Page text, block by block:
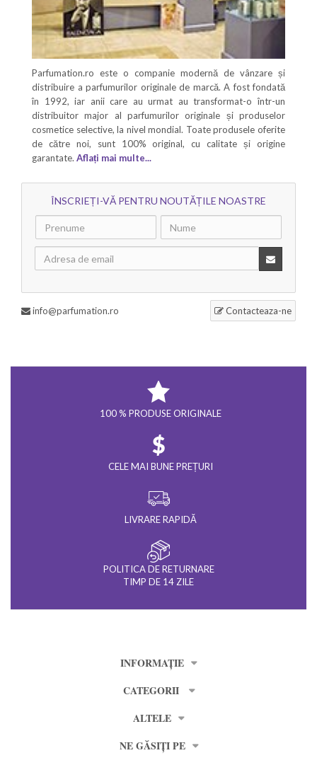
Parfumation.ro este o companie modernă de vânzare și
distribuire a parfumurilor originale de marcă. A fost fondată
în 1992, iar anii care au urmat au transformat-o într-un
distribuitor major al parfumurilor originale și produselor
cosmetice selective, la nivel mondial. Toate produsele oferite
de către noi, sunt 100% original, cu calitate și origine
garantate. Aflați mai multe...
ÎNSCRIEȚI-VĂ PENTRU NOUTĂȚILE NOASTRE
Contacteaza-ne
info@parfumation.ro
100 % PRODUSE ORIGINALE
CELE MAI BUNE PREȚURI
LIVRARE RAPIDĂ
POLITICA DE RETURNARE
TIMP DE 14 ZILE
INFORMAȚIE
CATEGORII
ALTELE
NE GĂSIȚI PE